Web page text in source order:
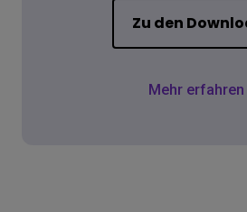
Zu den
Mehr erfahren